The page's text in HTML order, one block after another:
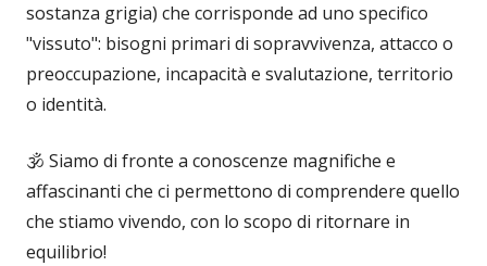
sostanza grigia) che corrisponde ad uno specifico
"vissuto": bisogni primari di sopravvivenza, attacco o
preoccupazione, incapacità e svalutazione, territorio
o identità.
🕉 Siamo di fronte a conoscenze magnifiche e
affascinanti che ci permettono di comprendere quello
che stiamo vivendo, con lo scopo di ritornare in
equilibrio!